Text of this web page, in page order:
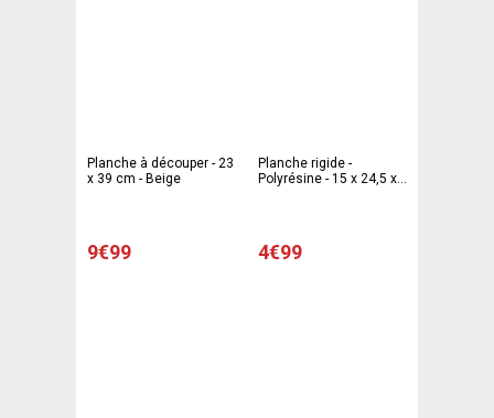
Planche à découper - 23
x 39 cm - Beige
9€99
Planche rigide -
Polyrésine - 15 x 24,5 x
4€99